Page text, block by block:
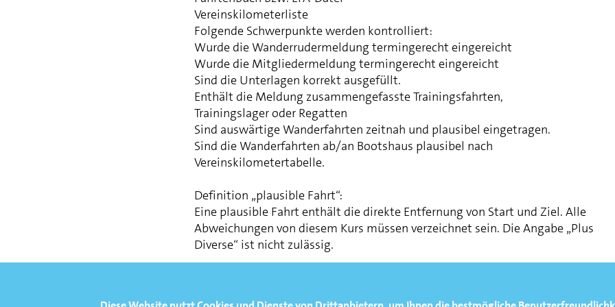
Vereinskilometerliste
Folgende Schwerpunkte werden kontrolliert:
Wurde die Wanderrudermeldung termingerecht eingereicht
Wurde die Mitgliedermeldung termingerecht eingereicht
Sind die Unterlagen korrekt ausgefüllt.
Enthält die Meldung zusammengefasste Trainingsfahrten,
Trainingslager oder Regatten
Sind auswärtige Wanderfahrten zeitnah und plausibel eingetragen.
Sind die Wanderfahrten ab/an Bootshaus plausibel nach
Vereinskilometertabelle.
Definition „plausible Fahrt“:
Eine plausible Fahrt enthält die direkte Entfernung von Start und Ziel. Alle
Abweichungen von diesem Kurs müssen verzeichnet sein. Die Angabe „Plus
Diverse“ ist nicht zulässig.